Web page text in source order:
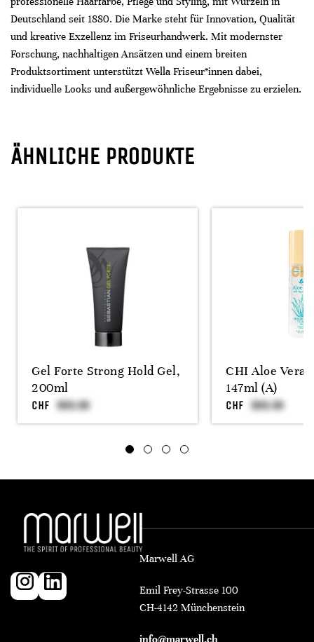
Deutschland seit 1880. Die Marke steht für Innovation, Qualität
und kreative Exzellenz im Friseurhandwerk. Mit modernster
Forschung, nachhaltigen Ansätzen und einem breiten
Produktsortiment unterstützt Wella Friseur*innen dabei,
individuelle Looks und außergewöhnliche Ergebnisse zu erzielen.
ÄHNLICHE PRODUKTE
Gel Forte Strong Hold Gel,
200ml
CHF
CHI Aloe Vera
147ml (A)
CHF
Marwell AG
Emil Frey-Strasse 100
CH-4142 Münchenstein
info@marwell.ch